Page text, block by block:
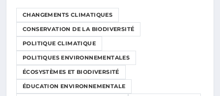
CHANGEMENTS CLIMATIQUES
CONSERVATION DE LA BIODIVERSITÉ
POLITIQUE CLIMATIQUE
POLITIQUES ENVIRONNEMENTALES
ÉCOSYSTÈMES ET BIODIVERSITÉ
ÉDUCATION ENVIRONNEMENTALE